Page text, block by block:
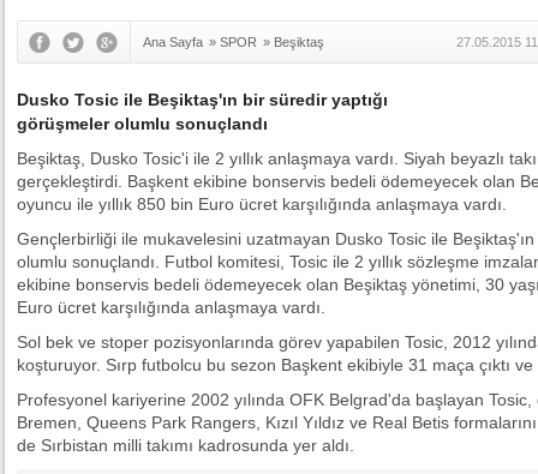
Ana Sayfa » SPOR » Beşiktaş 27.05.2015
Dusko Tosic ile Beşiktaş'ın bir süredir yaptığı
görüşmeler olumlu sonuçlandı
Beşiktaş, Dusko Tosic'i ile 2 yıllık anlaşmaya vardı. Siyah beyazlı
gerçekleştirdi. Başkent ekibine bonservis bedeli ödemeyecek olan
oyuncu ile yıllık 850 bin Euro ücret karşılığında anlaşmaya vardı.
Gençlerbirliği ile mukavelesini uzatmayan Dusko Tosic ile
olumlu sonuçlandı. Futbol komitesi, Tosic ile 2 yıllık sözleşme
ekibine bonservis bedeli ödemeyecek olan Beşiktaş yönetimi, 30
Euro ücret karşılığında anlaşmaya vardı.
Sol bek ve stoper pozisyonlarında görev yapabilen Tosic, 2012
koşturuyor. Sırp futbolcu bu sezon Başkent ekibiyle 31 maça çıktı
Profesyonel kariyerine 2002 yılında OFK Belgrad'da başlayan
Bremen, Queens Park Rangers, Kızıl Yıldız ve Real Betis
de Sırbistan milli takımı kadrosunda yer aldı.